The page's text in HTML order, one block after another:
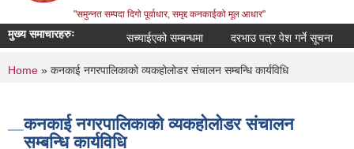
"समुन्नत सम्पदा दिगो पूर्वाधार, समृद्द कनकाईको मूल आधार"
मुख्य समाचारहरुः सच्याईएको सम्बन्धमा दरभाउ पत्र पेश गर्ने सूचना
You are here
Home » कनकाई नगरपालिकाको व्यकहोलोडर संचालन सम्बन्धि कार्यविधि
कनकाई नगरपालिकाको व्यकहोलोडर संचालन
सम्बन्धि कार्यविधि